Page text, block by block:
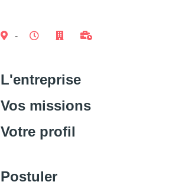
-
L'entreprise
Vos missions
Votre profil
Postuler